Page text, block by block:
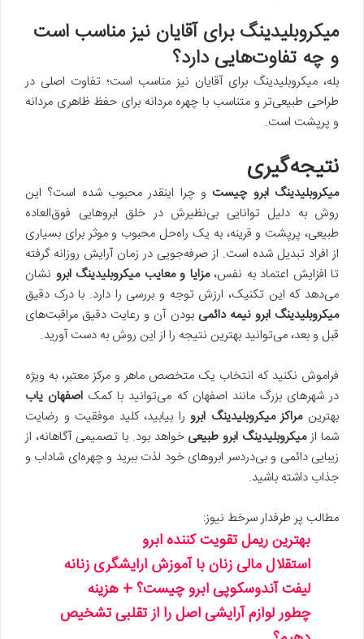
میکروبلیدینگ برای آقایان نیز مناسب است
و چه تفاوت‌هایی دارد؟
بله، میکروبلیدینگ برای آقایان نیز مناسب است؛ تفاوت اصلی در
طراحی طبیعی‌تر و متناسب با چهره مردانه برای حفظ ظاهری مردانه
و پرپشت است.
نتیجه‌گیری
میکروبلیدینگ ابرو چیست و چرا اینقدر محبوب شده است؟ این
روش به دلیل توانایی بی‌نظیرش در خلق ابروهایی فوق‌العاده
طبیعی، پرپشت و قرینه، به یک راه‌حل محبوب و موثر برای بسیاری
از افراد تبدیل شده است. از صرفه‌جویی در زمان آرایش روزانه گرفته
تا افزایش اعتماد به نفس،مزایا و معایب میکروبلیدینگ ابرو نشان
می‌دهد که این تکنیک، ارزش توجه و بررسی را دارد. با درک دقیق
میکروبلیدینگ ابرو نیمه دائمی بودن آن و رعایت دقیق مراقبت‌های
قبل و بعد، می‌توانید بهترین نتیجه را از این روش به دست آورید.
فراموش نکنید که انتخاب یک متخصص ماهر و مرکز معتبر، به ویژه
در شهرهای بزرگ مانند اصفهان که می‌توانید با کمک اصفهان یاب
بهترینمراکز میکروبلیدینگ ابرو را بیابید، کلید موفقیت و رضایت
شما ازمیکروبلیدینگ ابرو طبیعی خواهد بود. با تصمیمی آگاهانه، از
زیبایی دائمی و بی‌دردسر ابروهای خود لذت ببرید و چهره‌ای شاداب و
جذاب داشته باشید.
مطالب پر طرفدار سرخط نیوز:
بهترین ریمل تقویت کننده ابرو
استقلال مالی زنان با آموزش ارایشگری زنانه
لیفت آندوسکوپی ابرو چیست؟ + هزینه
چطور لوازم آرایشی اصل را از تقلبی تشخیص